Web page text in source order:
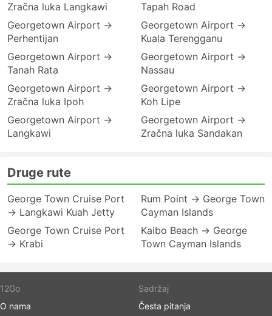
Zračna luka Langkawi
Georgetown Airport →
Perhentijan
Georgetown Airport →
Tanah Rata
Georgetown Airport →
Zračna luka Ipoh
Georgetown Airport →
Langkawi
Tapah Road
Georgetown Airport →
Kuala Terengganu
Georgetown Airport →
Nassau
Georgetown Airport →
Koh Lipe
Georgetown Airport →
Zračna luka Sandakan
Druge rute
George Town Cruise Port
→ Langkawi Kuah Jetty
George Town Cruise Port
→ Krabi
Rum Point → George Town
Cayman Islands
Kaibo Beach → George
Town Cayman Islands
12Go
O nama
Sadržaj
Česta pitanja